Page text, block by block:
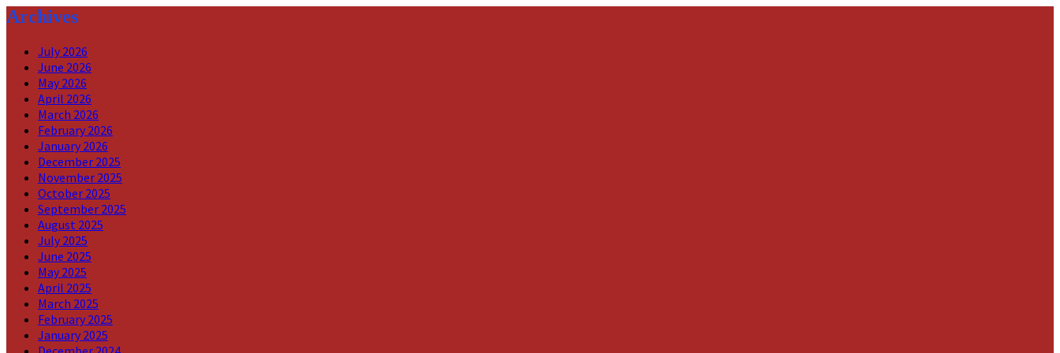
Archives
July 2026
June 2026
May 2026
April 2026
March 2026
February 2026
January 2026
December 2025
November 2025
October 2025
September 2025
August 2025
July 2025
June 2025
May 2025
April 2025
March 2025
February 2025
January 2025